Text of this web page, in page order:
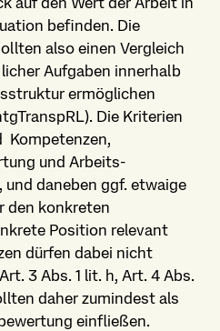
befinden. Die
also einen Vergleich
Aufgaben innerhalb
ermöglichen
Die Kriterien
Kompetenzen,
und Arbeits­
daneben ggf. etwaige
den konkreten
Position relevant
dürfen dabei nicht
3 Abs. 1 lit. h, Art. 4 Abs.
daher zumindest als
einfließen.